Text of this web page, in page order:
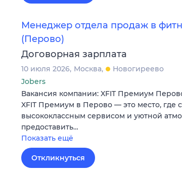
Менеджер отдела продаж в
(Перово)
Договорная зарплата
10 июля 2026 Москва
Новогиреево
Jobers
Вакансия компании: XFIT Премиум
XFIT Премиум в Перово — это место, где
высококлассным сервисом и уютной
предоставить…
Показать ещё
Откликнуться